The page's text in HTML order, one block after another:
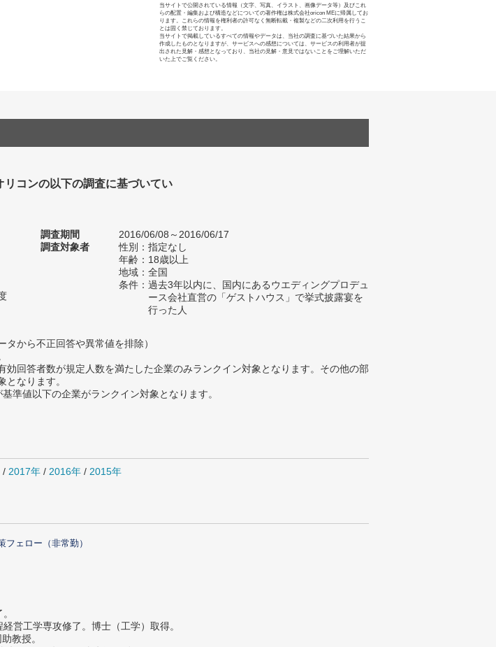
当サイトで公開されている情報（文字、写真、イラスト、画像データ等）及びこれ
らの配置・編集および構造などについての著作権は株式会社oricon MEに帰属してお
ります。これらの情報を権利者の許可なく無断転載・複製などの二次利用を行うこ
とは固く禁じております。
当サイトで掲載しているすべての情報やデータは、当社の調査に基づいた結果から
作成したものとなりますが、サービスへの感想については、サービスの利用者が提
出された見解・感想となっており、当社の見解・意見ではないことをご理解いただ
いた上でご覧ください。
コンの以下の調査に基づいてい
調査期間
2016/06/08～2016/06/17
調査対象者
性別：指定なし
年齢：18歳以上
地域：全国
条件：過去3年以内に、国内にあるウエディングプロデュ
ース会社直営の「ゲストハウス」で挙式披露宴を
行った人
から不正回答や異常値を排除）
回答者数が規定人数を満たした企業のみランクイン対象となります。その他の部
なります。
準値以下の企業がランクイン対象となります。
/ 2017年 / 2016年 / 2015年
ェロー（非常勤）
営工学専攻修了。博士（工学）取得。
教授。